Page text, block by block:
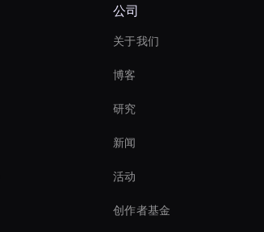
公司
关于我们
博客
研究
新闻
活动
创作者基金